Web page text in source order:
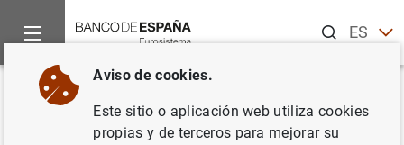
ESEN
Inicio Noticias y eventos
Volver
Mensaje del presidente en
Aviso de cookies.
Este sitio o aplicación web utiliza cookies
propias y de terceros para mejorar su